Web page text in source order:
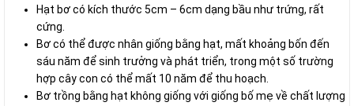
Hạt bơ có kích thước 5cm – 6cm dạng bầu như trứng, rất
cứng.
Bơ có thể được nhân giống bằng hạt, mất khoảng bốn đến
sáu năm để sinh trưởng và phát triển, trong một số trường
hợp cây con có thể mất 10 năm để thu hoạch.
Bơ trồng bằng hạt không giống với giống bố mẹ về chất lượng